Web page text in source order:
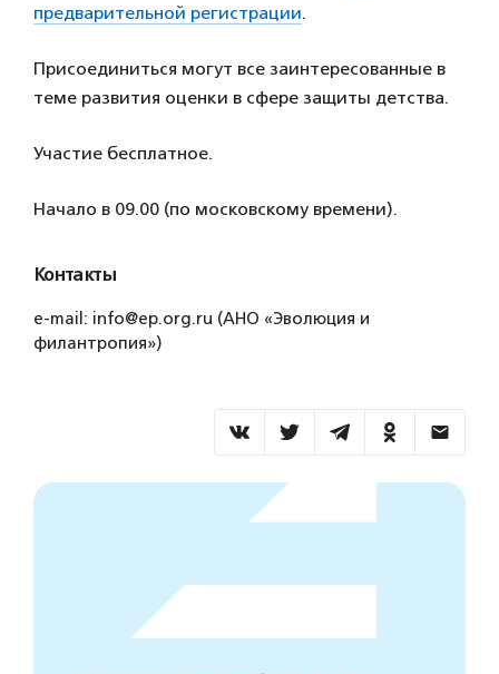
предварительной регистрации.
Присоединиться могут все заинтересованные в
теме развития оценки в сфере защиты детства.
Участие бесплатное.
Начало в 09.00 (по московскому времени).
Контакты
e-mail: info@ep.org.ru (АНО «Эволюция и
филантропия»)